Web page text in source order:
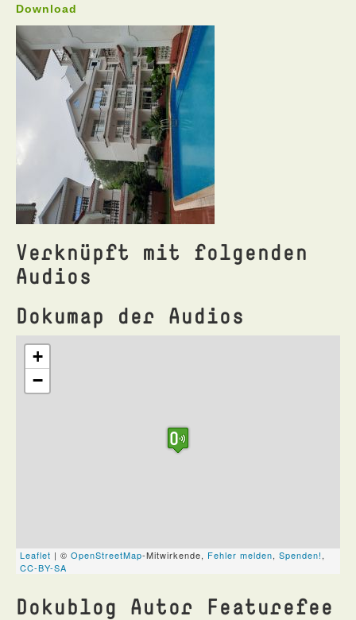
Download
Verknüpft mit folgenden
Audios
Dokumap der Audios
Dokublog Autor Featurefee